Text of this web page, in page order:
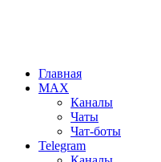
Главная
MAX
Каналы
Чаты
Чат-боты
Telegram